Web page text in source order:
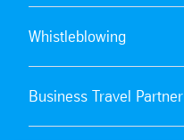
Whistleblowing
Business Travel Partner